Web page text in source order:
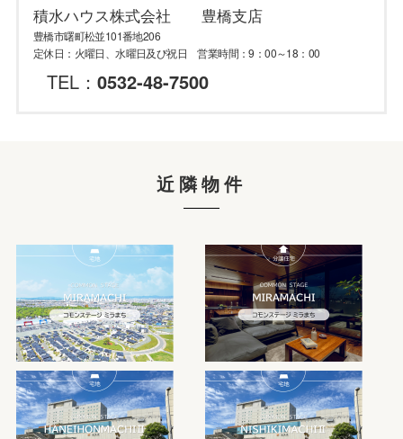
積水ハウス株式会社 豊橋支店
豊橋市曙町松並101番地206
定休日：火曜日、水曜日及び祝日 営業時間：9：00～18：00
TEL： 0532-48-7500
近隣物件